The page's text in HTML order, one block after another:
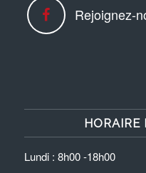
Rejoignez-
HORAIRE
Lundi : 8h00 -18h00